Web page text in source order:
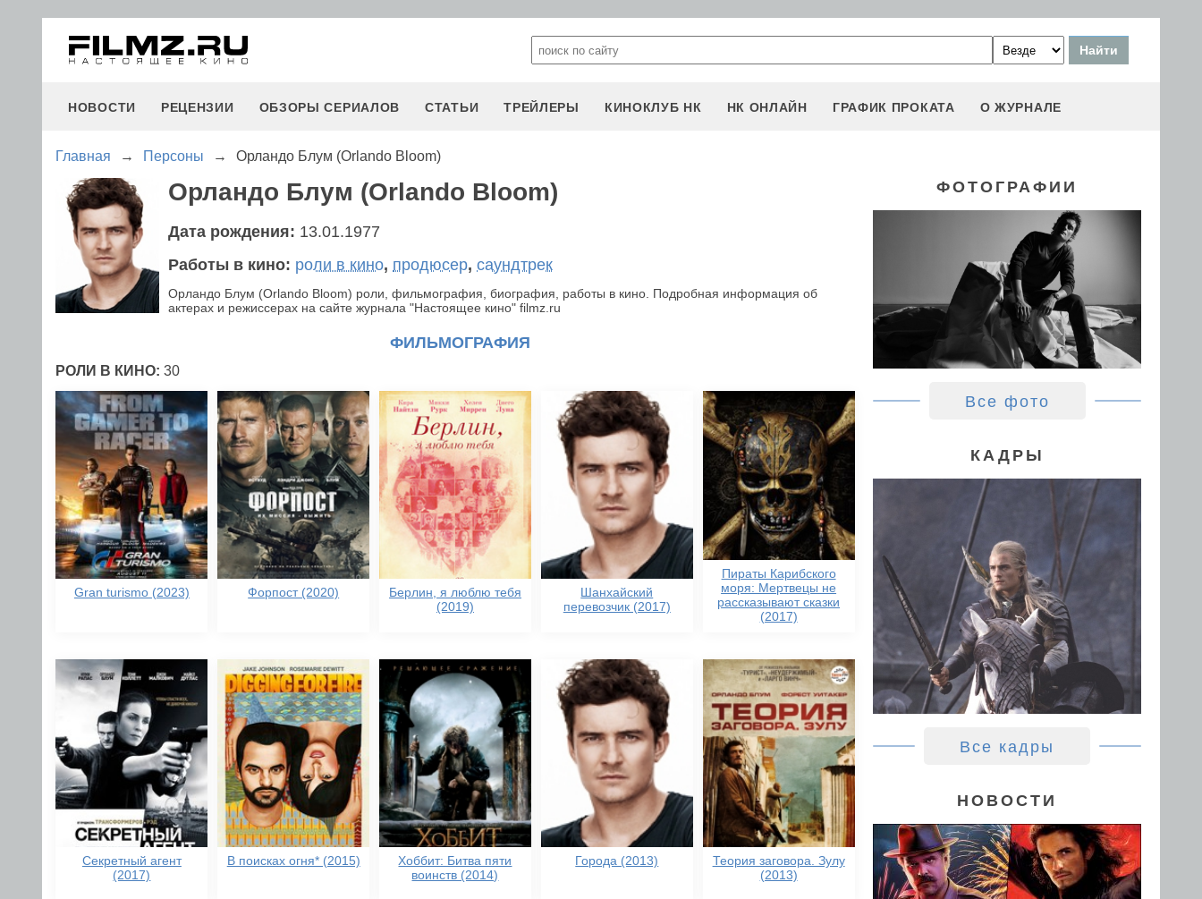
НОВОСТИ РЕЦЕНЗИИ ОБЗОРЫ СЕРИАЛОВ СТАТЬИ ТРЕЙЛЕРЫ КИНОКЛУБ НК НК ОНЛАЙН ГРАФИК ПРОКАТА О ЖУРНАЛЕ
Главная → Персоны → Орландо Блум (Orlando Bloom)
Орландо Блум (Orlando Bloom)
Дата рождения: 13.01.1977
Работы в кино: роли в кино, продюсер, саундтрек
Орландо Блум (Orlando Bloom) роли, фильмография, биография, работы в кино. Подробная информация об
актерах и режиссерах на сайте журнала "Настоящее кино" filmz.ru
ФИЛЬМОГРАФИЯ
РОЛИ В КИНО: 30
Gran turismo (2023) Форпост (2020)
Берлин, я люблю тебя
(2019)
Шанхайский
перевозчик (2017)
Пираты Карибского
моря: Мертвецы не
рассказывают сказки
(2017)
Секретный агент
(2017)
В поисках огня* (2015)
Хоббит: Битва пяти
воинств (2014)
Города (2013)
Теория заговора. Зулу
(2013)
ФОТОГРАФИИ
Все фото
КАДРЫ
Все кадры
НОВОСТИ